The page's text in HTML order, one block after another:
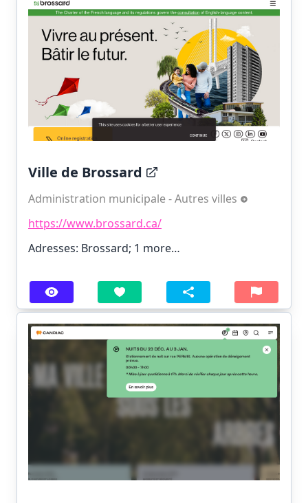
Ville de Brossard
Administration municipale - Autres villes
https://www.brossard.ca/
Adresses: Brossard; 1 more…